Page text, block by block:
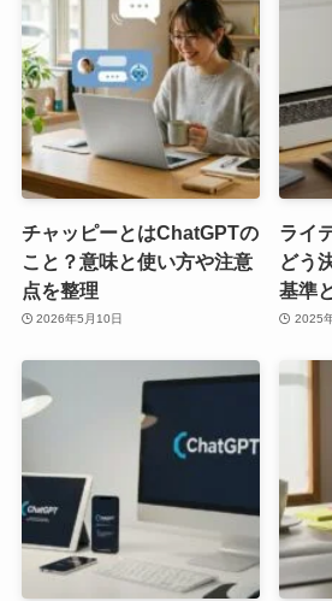
チャッピーとはChatGPTの
こと？意味と使い方や注意
点を整理
2026年5月10日
ライ
どう
基準
2025